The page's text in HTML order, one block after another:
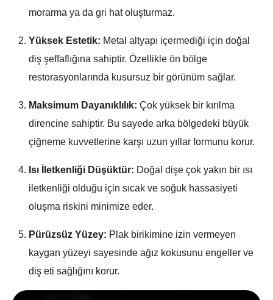
morarma ya da gri hat oluşturmaz.
Yüksek Estetik: Metal altyapı içermediği için doğal
diş şeffaflığına sahiptir. Özellikle ön bölge
restorasyonlarında kusursuz bir görünüm sağlar.
Maksimum Dayanıklılık: Çok yüksek bir kırılma
direncine sahiptir. Bu sayede arka bölgedeki büyük
çiğneme kuvvetlerine karşı uzun yıllar formunu korur.
Isı İletkenliği Düşüktür: Doğal dişe çok yakın bir ısı
iletkenliği olduğu için sıcak ve soğuk hassasiyeti
oluşma riskini minimize eder.
Pürüzsüz Yüzey: Plak birikimine izin vermeyen
kaygan yüzeyi sayesinde ağız kokusunu engeller ve
diş eti sağlığını korur.